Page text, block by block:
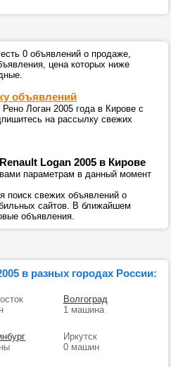
0 объявлений о продаже,
цена которых ниже
объявлений
Логан 2005 года в Кирове с
на рассылку свежих
Logan 2005 в Кирове
параметрам в данный момент
поиск свежих объявлений о
сайтов. В ближайшем
объявления.
в разных городах России:
Волгоград
1 машина
Иркутск
0 машин